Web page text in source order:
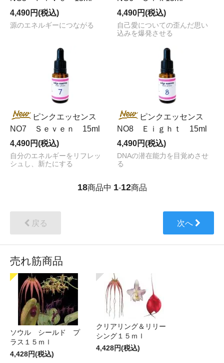
4,490円(税込)
源のエネルギーにつながる
4,490円(税込)
自己愛についての歪んだ思い
込みを爆発させる
ピンクエッセンス
NO7 Ｓｅｖｅｎ 15ml
4,490円(税込)
自分のエネルギーをリフレッ
シュし、新たにする
ピンクエッセンス
NO8 Ｅｉｇｈｔ 15ml
4,490円(税込)
DNAの潜在能力を目覚めさせ
る
18商品中 1-12商品
戻る 次へ
売れ筋商品
ソウル シールド プ
ラス１５ｍｌ
4,428円(税込)
クリアリング＆リリー
シング１５ｍｌ
4,428円(税込)